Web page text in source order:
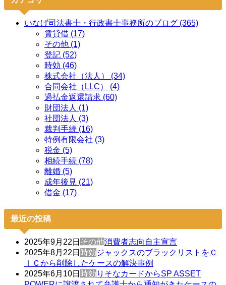
いなげ司法書士・行政書士事務所のブログ (365)
賃貸借 (17)
その他 (1)
登記 (52)
時効 (46)
株式会社（法人） (34)
合同会社（LLC） (4)
過払金返還請求 (60)
財団法人 (1)
社団法人 (3)
裁判手続 (16)
特例有限会社 (3)
税金 (5)
相続手続 (78)
離婚 (5)
成年後見 (21)
借金 (17)
最近の投稿
2025年9月22日 その他消費者志向自主宣言
2025年8月22日 時効ジャックスのブラックリストをＣ
ＩＣから削除したケースの解決事例
2025年6月10日 時効 りそなカードからSP ASSET